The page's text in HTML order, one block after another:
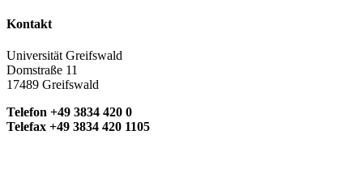
Kontakt
Universität Greifswald
Domstraße 11
17489 Greifswald
Telefon +49 3834 420 0
Telefax +49 3834 420 1105